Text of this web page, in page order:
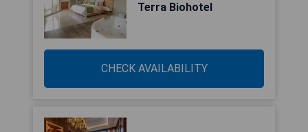
Terra Biohotel
CHECK AVAILABILITY